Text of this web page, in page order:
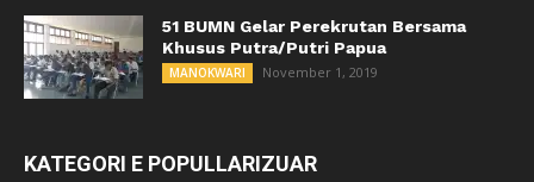
51 BUMN Gelar Perekrutan Bersama
Khusus Putra/Putri Papua
MANOKWARI November 1, 2019
KATEGORI E POPULLARIZUAR